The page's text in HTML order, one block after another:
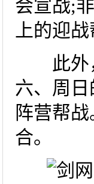
会宣战;
上的迎战
此外，
六、周
阵营帮
合。